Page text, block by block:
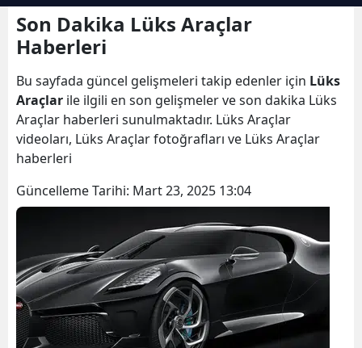
Ankara
Artvin
Aydın
Balıkesir
Bingöl
Bitlis
Bolu
Burdur
Bursa
Son Dakika Lüks Araçlar
Haberleri
Bu sayfada güncel gelişmeleri takip edenler için Lüks
Araçlar ile ilgili en son gelişmeler ve son dakika Lüks
Araçlar haberleri sunulmaktadır. Lüks Araçlar
videoları, Lüks Araçlar fotoğrafları ve Lüks Araçlar
haberleri
Güncelleme Tarihi: Mart 23, 2025 13:04